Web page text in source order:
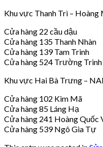
Khu vực Thanh Trì –
Cửa hàng 22 cầu dậu
Cửa hàng 135 Thanh Nhàn
Cửa hàng 139 Tam Trinh
Cửa hàng 524 Trường Trinh
Khu vực Hai Bà Trưng –
Cửa hàng 102 Kim Mã
Cửa hàng 85 Láng Hạ
Cửa hàng 241 Hoàng Quốc
Cửa hàng 539 Ngô Gia Tự